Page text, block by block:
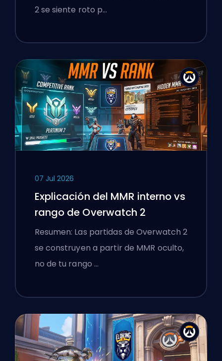
2 se siente roto p…
07 Jul 2026
Explicación del MMR interno vs
rango de Overwatch 2
Resumen: Las partidas de Overwatch 2
se construyen a partir de MMR oculto,
no de tu rango …